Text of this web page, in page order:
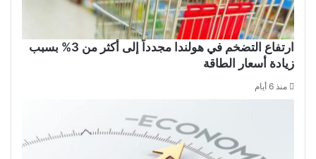
ارتفاع التضخم في هولندا مجدداً إلى أكثر من 3% بسبب
زيادة أسعار الطاقة
منذ 6 أيام